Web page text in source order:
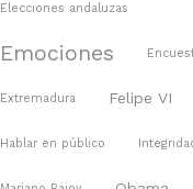
Elecciones andaluzas
Emociones
Extremadura Felipe VI
Hablar en público